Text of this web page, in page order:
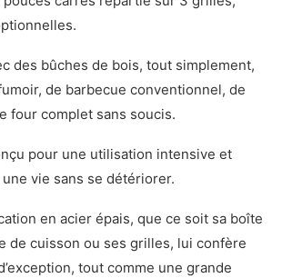
des bûches de bois, tout simplement,
de barbecue conventionnel, de
four complet sans soucis.
pour une utilisation intensive et
vie sans se détériorer.
en acier épais, que ce soit sa boîte
de cuisson ou ses grilles, lui confère
tout comme une grande